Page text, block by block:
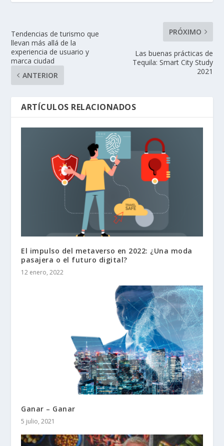
Tendencias de turismo que
llevan más allá de la
experiencia de usuario y
marca ciudad
ANTERIOR
PRÓXIMO
Las buenas prácticas de
Tequila: Smart City Study
2021
ARTÍCULOS RELACIONADOS
El impulso del metaverso en 2022: ¿Una moda
pasajera o el futuro digital?
12 enero, 2022
Ganar – Ganar
5 julio, 2021